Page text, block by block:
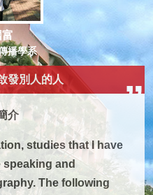
播學系
發別人的人
介
studies that I have
and
The following